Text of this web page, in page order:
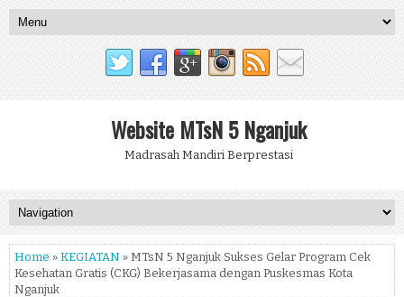
Website MTsN 5 Nganjuk
Madrasah Mandiri Berprestasi
Home » KEGIATAN » MTsN 5 Nganjuk Sukses Gelar Program Cek
Kesehatan Gratis (CKG) Bekerjasama dengan Puskesmas Kota
Nganjuk